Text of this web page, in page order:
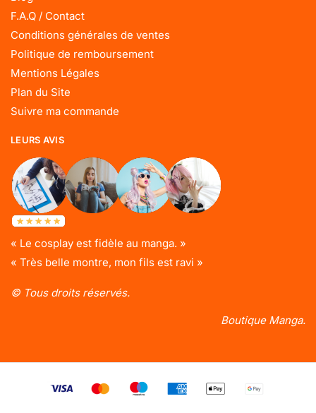
F.A.Q / Contact
Conditions générales de ventes
Politique de remboursement
Mentions Légales
Plan du Site
Suivre ma commande
LEURS AVIS
« Le cosplay est fidèle au manga. »
« Très belle montre, mon fils est ravi »
© Tous droits réservés.
Boutique Manga.